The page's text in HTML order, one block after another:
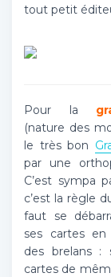
tout petit
Pour la
(nature des
le très bon
par une
C’est sympa
c’est la règle
faut se
ses cartes en
des brelans :
cartes de